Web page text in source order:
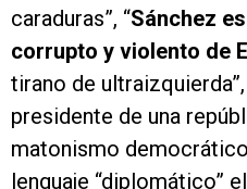
caraduras”, “Sánchez
corrupto y violento de
tirano de
presidente de una
matonismo
lenguaje “diplomático”